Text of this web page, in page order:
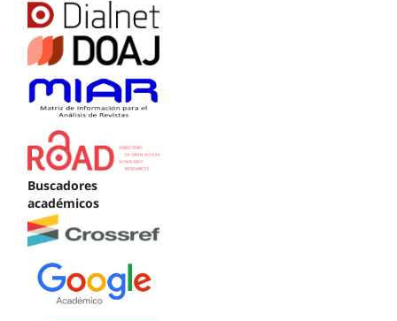
Buscadores
académicos